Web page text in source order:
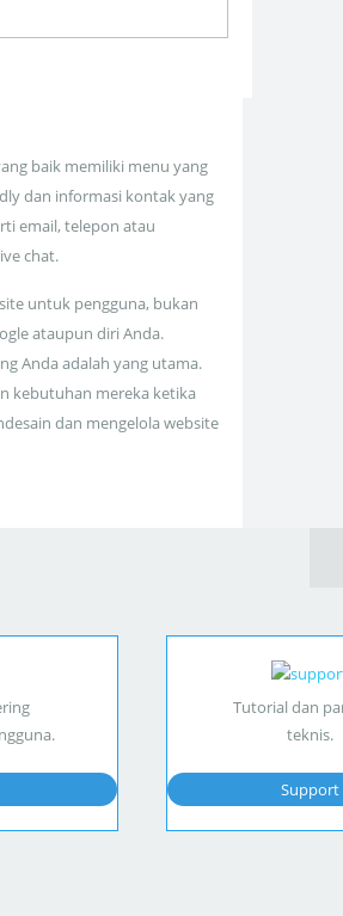
baik memiliki menu yang
dan informasi kontak yang
email, telepon atau
chat.
untuk pengguna, bukan
ataupun diri Anda.
Anda adalah yang utama.
kebutuhan mereka ketika
dan mengelola website
Tutorial dan
teknis.
Support